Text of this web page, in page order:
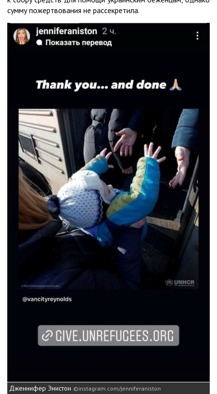
сумму пожертвования не рассекретила.
Дженнифер Энистон instagram.com/jenniferaniston